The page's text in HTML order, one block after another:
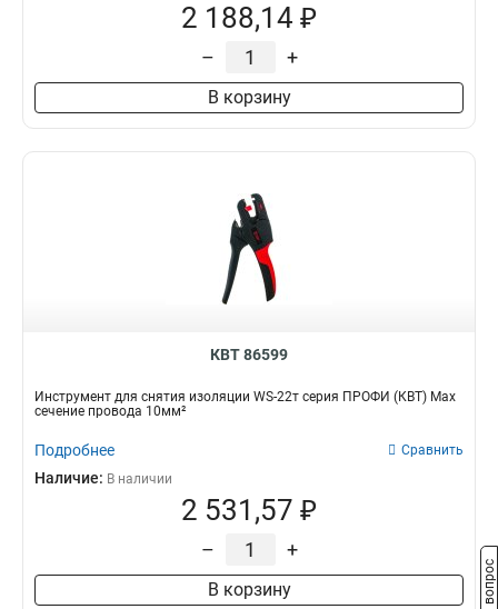
2 188,14 ₽
– +
В корзину
КВТ 86599
Инструмент для снятия изоляции WS-22т серия ПРОФИ (КВТ) Max
сечение провода 10мм²
Подробнее Сравнить
Наличие: В наличии
2 531,57 ₽
– +
В корзину